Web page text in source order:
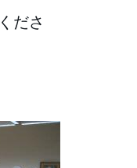
ださ